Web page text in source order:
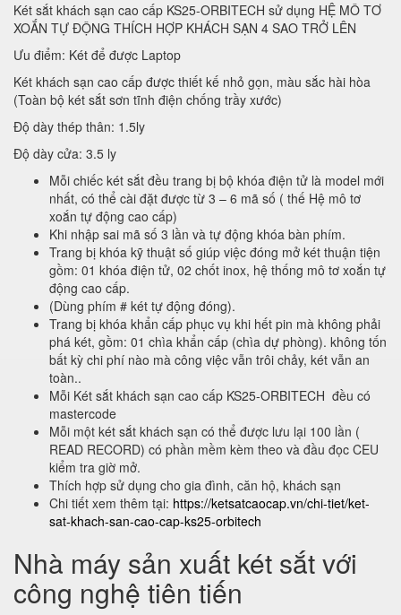
Két sắt khách sạn cao cấp KS25-ORBITECH sử dụng HỆ MÔ TƠ
XOẮN TỰ ĐỘNG THÍCH HỢP KHÁCH SẠN 4 SAO TRỞ LÊN
Ưu điểm: Két để được Laptop
Két khách sạn cao cấp được thiết kế nhỏ gọn, màu sắc hài hòa
(Toàn bộ két sắt sơn tĩnh điện chống trầy xước)
Độ dày thép thân: 1.5ly
Độ dày cửa: 3.5 ly
Mỗi chiếc két sắt đều trang bị bộ khóa điện tử là model mới
nhất, có thể cài đặt được từ 3 – 6 mã số ( thế Hệ mô tơ
xoắn tự động cao cấp)
Khi nhập sai mã số 3 lần và tự động khóa bàn phím.
Trang bị khóa kỹ thuật số giúp việc đóng mở két thuận tiện
gồm: 01 khóa điện tử, 02 chốt inox, hệ thống mô tơ xoắn tự
động cao cấp.
(Dùng phím # két tự động đóng).
Trang bị khóa khẩn cấp phục vụ khi hết pin mà không phải
phá két, gồm: 01 chìa khẩn cấp (chìa dự phòng). không tốn
bất kỳ chi phí nào mà công việc vẫn trôi chảy, két vẫn an
toàn..
Mỗi Két sắt khách sạn cao cấp KS25-ORBITECH đều có
mastercode
Mỗi một két sắt khách sạn có thể được lưu lại 100 lần (
READ RECORD) có phần mềm kèm theo và đầu đọc CEU
kiểm tra giờ mở.
Thích hợp sử dụng cho gia đình, căn hộ, khách sạn
Chi tiết xem thêm tại: https://ketsatcaocap.vn/chi-tiet/ket-
sat-khach-san-cao-cap-ks25-orbitech
Nhà máy sản xuất két sắt với
công nghệ tiên tiến